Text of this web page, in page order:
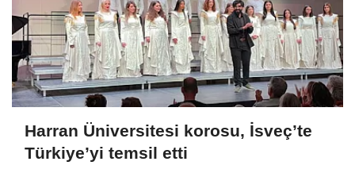
Harran Üniversitesi korosu, İsveç’te
Türkiye’yi temsil etti